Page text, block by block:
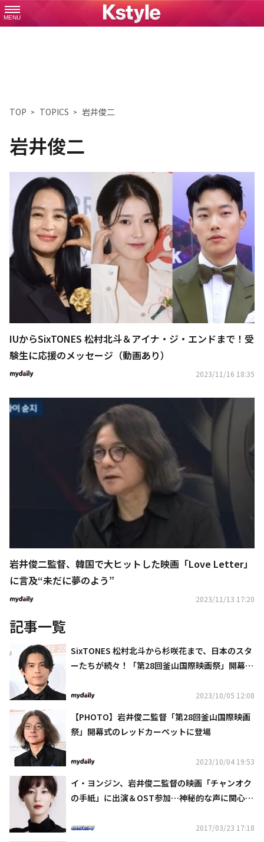
MENU
TOP TOPICS 岩井俊二
岩井俊二
IUからSixTONES 松村北斗＆アイナ・ジ・エンドまで！受
験生に応援のメッセージ（動画あり）
2023/11/16 18:35
岩井俊二監督、韓国で大ヒットした映画「Love Letter」
に言及“未だに夢のよう”
2023/11/13 17:20
記事一覧
SixTONES 松村北斗から杉咲花まで、日本のスタ
ーたちが続々！「第28回釜山国際映画祭」開幕式
2023/10/05 12:08
【PHOTO】岩井俊二監督「第28回釜山国際映画
祭」開幕式のレッドカーペットに登場
2023/10/04 19:53
イ・ヨンジン、岩井俊二監督の映画「チャンオク
の手紙」に出演＆OST参加…神秘的な声に関心集
2017/03/23 17:18